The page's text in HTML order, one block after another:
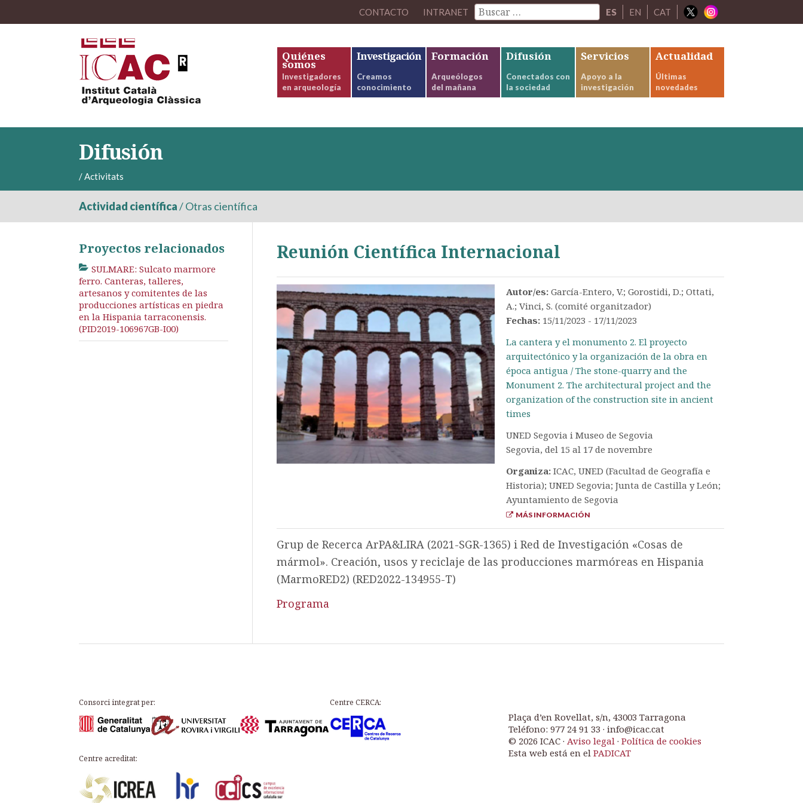
CONTACTO INTRANET ES EN CAT
Quiénes
somos
Investigadores
en arqueología
Investigación
Creamos
conocimiento
Formación
Arqueólogos
del mañana
Difusión
Conectados con
la sociedad
Servicios
Apoyo a la
investigación
Actualidad
Últimas
novedades
Difusión
/Activitats
Actividad científica/Otras científica
Reunión Científica Internacional
Autor/es:García-Entero, V.; Gorostidi, D.; Ottati,
A.; Vinci, S. (comité organitzador)
Fechas: 15/11/2023 - 17/11/2023
La cantera y el monumento 2. El proyecto
arquitectónico y la organización de la obra en
época antigua / The stone-quarry and the
Monument 2. The architectural project and the
organization of the construction site in ancient
times
UNED Segovia i Museo de Segovia
Segovia, del 15 al 17 de novembre
Organiza:ICAC, UNED (Facultad de Geografía e
Historia); UNED Segovia; Junta de Castilla y León;
Ayuntamiento de Segovia
MÁS INFORMACIÓN
Grup de Recerca ArPA&LIRA (2021-SGR-1365) i Red de Investigación «Cosas de
mármol». Creación, usos y reciclaje de las producciones marmóreas en Hispania
(MarmoRED2) (RED2022-134955-T)
Programa
Proyectos relacionados
SULMARE: Sulcato marmore
ferro. Canteras, talleres,
artesanos y comitentes de las
producciones artísticas en piedra
en la Hispania tarraconensis.
(PID2019-106967GB-I00)
Consorci integrat per: Centre CERCA:
Centre acreditat:
Plaça d’en Rovellat, s/n, 43003 Tarragona
Teléfono: 977 24 91 33 · info@icac.cat
© 2026 ICAC ·Aviso legal ·Política de cookies
Esta web está en elPADICAT